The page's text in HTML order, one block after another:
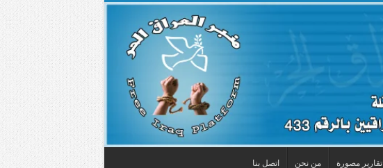
تقارير مصورة من نحن اتصل بنا